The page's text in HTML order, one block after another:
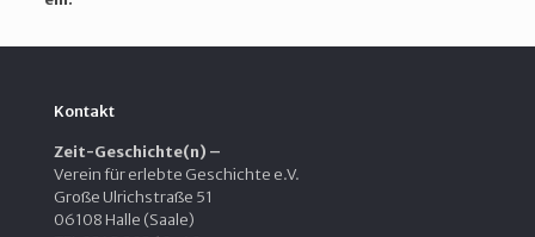
Kontakt
Zeit-Geschichte(n) –
Verein für erlebte Geschichte e.V.
Große Ulrichstraße 51
06108 Halle (Saale)